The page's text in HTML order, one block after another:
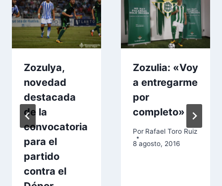
Zozulya,
novedad
destacada
de la
convocatoria
para el
partido
contra el
Zozulia: «Voy
a entregarme
por
completo»
Por Rafael Toro Ruiz
8 agosto, 2016